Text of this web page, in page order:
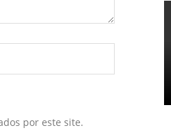
por este site.